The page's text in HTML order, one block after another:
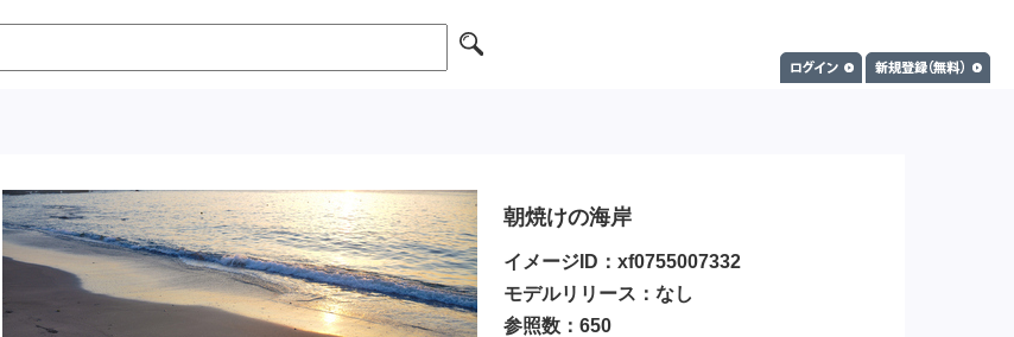
朝焼けの海岸
イメージID：xf0755007332
モデルリリース：なし
参照数：650